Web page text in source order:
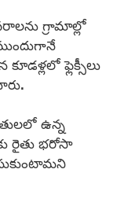
గ్రామాల్లో
ఫ్లెక్సీలు
ఉన్న
రైతు భరోసా